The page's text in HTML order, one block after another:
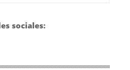
sociales: